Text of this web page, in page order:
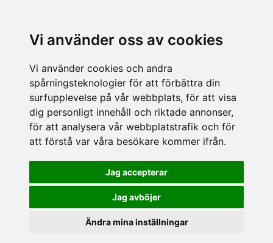
Vi använder oss av cookies
Vi använder cookies och andra
spårningsteknologier för att förbättra din
surfupplevelse på vår webbplats, för att visa
dig personligt innehåll och riktade annonser,
för att analysera vår webbplatstrafik och för
att förstå var våra besökare kommer ifrån.
Jag accepterar
Jag avböjer
Ändra mina inställningar